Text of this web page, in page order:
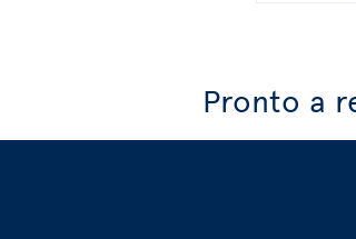
Pronto a